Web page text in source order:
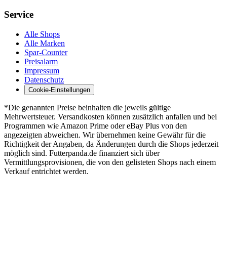
Service
Alle Shops
Alle Marken
Spar-Counter
Preisalarm
Impressum
Datenschutz
Cookie-Einstellungen
*Die genannten Preise beinhalten die jeweils gültige
Mehrwertsteuer. Versandkosten können zusätzlich anfallen und bei
Programmen wie Amazon Prime oder eBay Plus von den
angezeigten abweichen. Wir übernehmen keine Gewähr für die
Richtigkeit der Angaben, da Änderungen durch die Shops jederzeit
möglich sind. Futterpanda.de finanziert sich über
Vermittlungsprovisionen, die von den gelisteten Shops nach einem
Verkauf entrichtet werden.